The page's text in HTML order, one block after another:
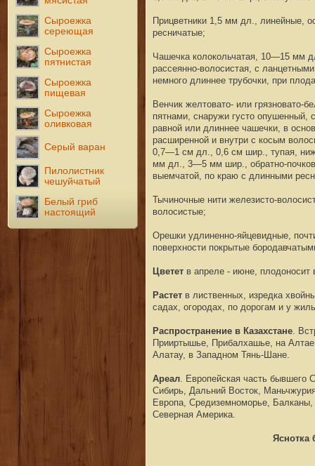
Сыроежка
сереющая
Сыроежка
пятнистая
Сыроежка
пищевая
Сыроежка
оливковая
Серый варан
Пилолистник
чешуйчатый
Белый гриб
настоящий
Прицветники 1,5 мм дл., линейные,
ресничатые;
Чашечка колокольчатая, 10—15 мм
рассеянно-волосистая, с
немного длиннее трубочки, при
Венчик желтовато- или
пятнами, снаружи густо
равной или длиннее чашечки, в
расширенной и внутри с косым
0,7—1 см дл., 0,6 см шир., тупая,
мм дл., 3—5 мм шир., обратно-
выемчатой, по краю с длинными
Тычиночные нити железисто-
волосистые;
Орешки удлиненно-яйцевидные,
поверхности покрытые
Цветет в апреле - июне, плодоносит
Растет в лиственных, изредка
садах, огородах, по дорогам и у
Распространение в Казахстане.
Прииртышье, Прибалхашье, на
Алатау, в Западном Тянь-Шане.
Ареал. Европейская часть бывшего
Сибирь, Дальний Восток,
Европа, Средиземноморье,
Северная Америка.
Яснотка